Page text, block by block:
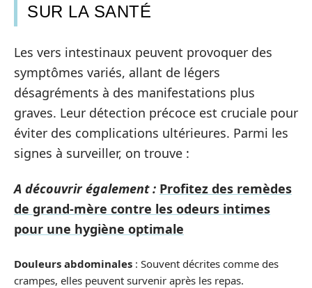
SUR LA SANTÉ
Les vers intestinaux peuvent provoquer des
symptômes variés, allant de légers
désagréments à des manifestations plus
graves. Leur détection précoce est cruciale pour
éviter des complications ultérieures. Parmi les
signes à surveiller, on trouve :
A découvrir également : Profitez des remèdes
de grand-mère contre les odeurs intimes
pour une hygiène optimale
Douleurs abdominales : Souvent décrites comme des
crampes, elles peuvent survenir après les repas.